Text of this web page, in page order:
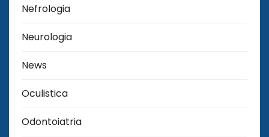
Nefrologia
Neurologia
News
Oculistica
Odontoiatria